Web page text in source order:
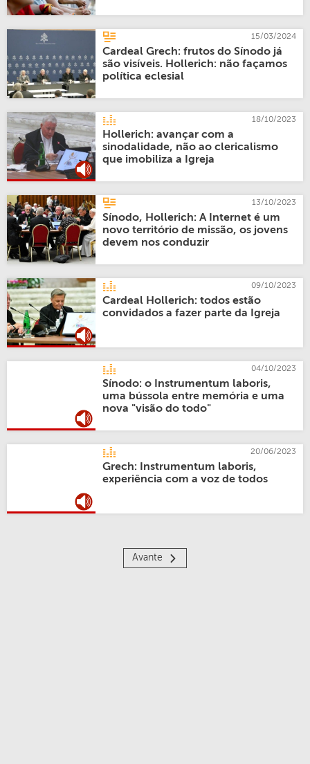
15/03/2024
Cardeal Grech: frutos do Sínodo já
são visíveis. Hollerich: não façamos
política eclesial
18/10/2023
Hollerich: avançar com a
sinodalidade, não ao clericalismo
que imobiliza a Igreja
13/10/2023
Sínodo, Hollerich: A Internet é um
novo território de missão, os jovens
devem nos conduzir
09/10/2023
Cardeal Hollerich: todos estão
convidados a fazer parte da Igreja
04/10/2023
Sínodo: o Instrumentum laboris,
uma bússola entre memória e uma
nova "visão do todo"
20/06/2023
Grech: Instrumentum laboris,
experiência com a voz de todos
Avante